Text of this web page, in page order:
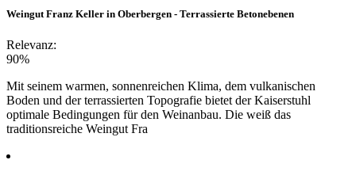
Weingut Franz Keller in Oberbergen - Terrassierte Betonebenen
Relevanz:
90%
Mit seinem warmen, sonnenreichen Klima, dem vulkanischen
Boden und der terrassierten Topografie bietet der Kaiserstuhl
optimale Bedingungen für den Weinanbau. Die weiß das
traditionsreiche Weingut Fra